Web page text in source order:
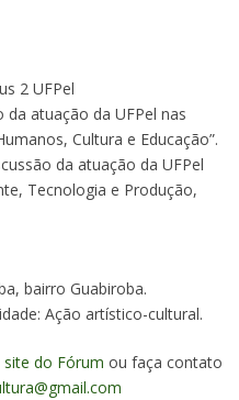
2 UFPel
da atuação da UFPel nas
Cultura e Educação”.
da atuação da UFPel
Tecnologia e Produção,
bairro Guabiroba.
Ação artístico-cultural.
site do Fórum ou faça contato